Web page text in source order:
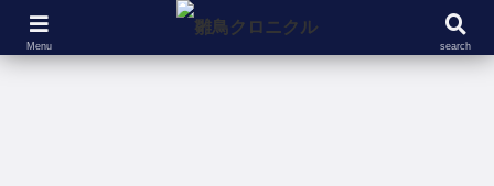
設定資料集
Menu search